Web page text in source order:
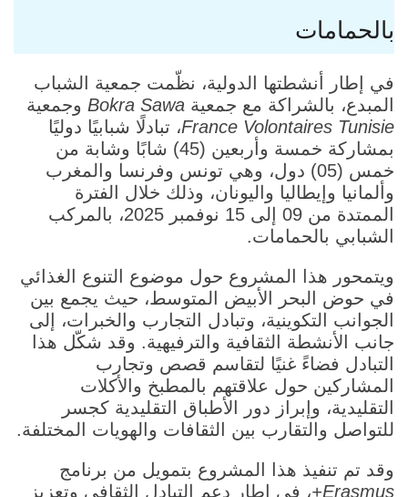
بالحمامات
في إطار أنشطتها الدولية، نظّمت جمعية الشباب
المبدع، بالشراكة مع جمعية Bokra Sawaوجمعية
France Volontaires Tunisie، تبادلًا شبابيًا دوليًا
بمشاركة خمسة وأربعين (45) شابًا وشابة من
خمس (05) دول، وهي تونس وفرنسا والمغرب
وألمانيا وإيطاليا واليونان، وذلك خلال الفترة
الممتدة من 09 إلى 15 نوفمبر 2025، بالمركب
الشبابي بالحمامات.
ويتمحور هذا المشروع حول موضوع التنوع الغذائي
في حوض البحر الأبيض المتوسط، حيث يجمع بين
الجوانب التكوينية، وتبادل التجارب والخبرات، إلى
جانب الأنشطة الثقافية والترفيهية. وقد شكّل هذا
التبادل فضاءً غنيًا لتقاسم قصص وتجارب
المشاركين حول علاقتهم بالمطبخ والأكلات
التقليدية، وإبراز دور الأطباق التقليدية كجسر
للتواصل والتقارب بين الثقافات والهويات المختلفة.
وقد تم تنفيذ هذا المشروع بتمويل من برنامج
Erasmus+ ، في إطار دعم التبادل الثقافي وتعزيز